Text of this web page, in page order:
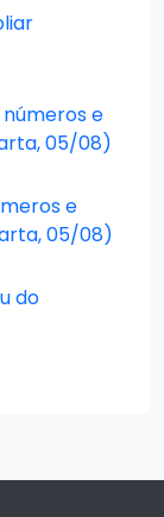
e
05/08)
e
05/08)
do